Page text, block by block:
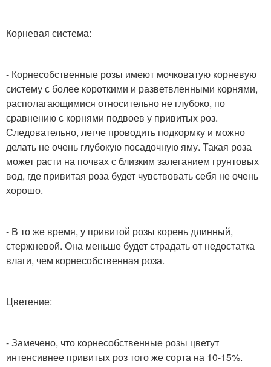
Корневая система:
- Корнесобственные розы имеют мочковатую корневую
систему с более короткими и разветвленными корнями,
располагающимися относительно не глубоко, по
сравнению с корнями подвоев у привитых роз.
Следовательно, легче проводить подкормку и можно
делать не очень глубокую посадочную яму. Такая роза
может расти на почвах с близким залеганием грунтовых
вод, где привитая роза будет чувствовать себя не очень
хорошо.
- В то же время, у привитой розы корень длинный,
стержневой. Она меньше будет страдать от недостатка
влаги, чем корнесобственная роза.
Цветение:
- Замечено, что корнесобственные розы цветут
интенсивнее привитых роз того же сорта на 10-15%.